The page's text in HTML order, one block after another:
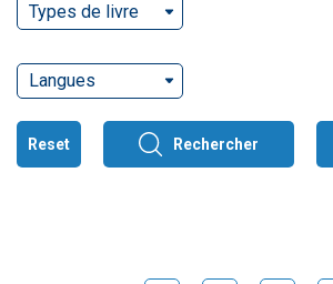
Types de livre
Langues
Reset Rechercher